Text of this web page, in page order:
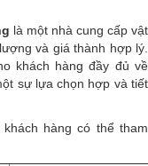
là một nhà cung cấp vật
và giá thành hợp lý.
khách hàng đầy đủ về
sự lựa chọn hợp và tiết
khách hàng có thể tham